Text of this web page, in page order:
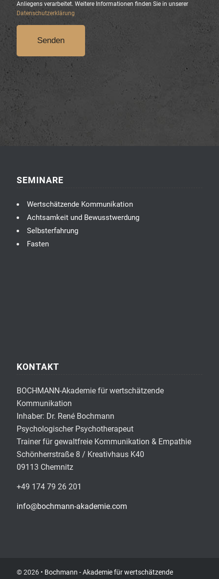
Anliegens verarbeitet. Weitere Informationen finden Sie in unserer
Datenschutzerklärung
SEMINARE
Wertschätzende Kommunikation
Achtsamkeit und Bewusstwerdung
Selbsterfahrung
Fasten
KONTAKT
BOCHMANN-Akademie für wertschätzende
Kommunikation
Inhaber: Dr. René Bochmann
Psychologischer Psychotherapeut
Trainer für gewaltfreie Kommunikation & Empathie
Schönherrstraße 8 / Kreativhaus K40
09113 Chemnitz
+49 174 79 26 201
info@bochmann-akademie.com
© 2026 • Bochmann - Akademie für wertschätzende